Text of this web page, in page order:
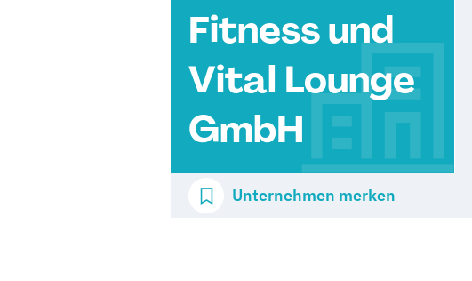
Fitness und
Vital Lounge
GmbH
Unternehmen merken